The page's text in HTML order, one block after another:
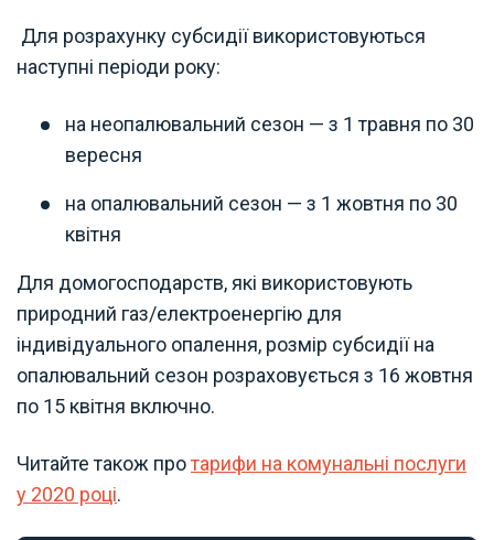
Для розрахунку субсидії використовуються
наступні періоди року:
на неопалювальний сезон — з 1 травня по 30
вересня
на опалювальний сезон — з 1 жовтня по 30
квітня
Для домогосподарств, які використовують
природний газ/електроенергію для
індивідуального опалення, розмір субсидії на
опалювальний сезон розраховується з 16 жовтня
по 15 квітня включно.
Читайте також протарифи на комунальні послуги
у 2020 році.